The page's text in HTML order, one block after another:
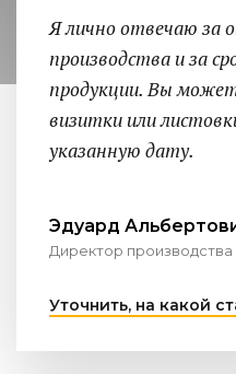
Я лично отвечаю за
производства и за
продукции. Вы
визитки или
указанную дату.
Эдуард
Директор производства
Уточнить, на какой